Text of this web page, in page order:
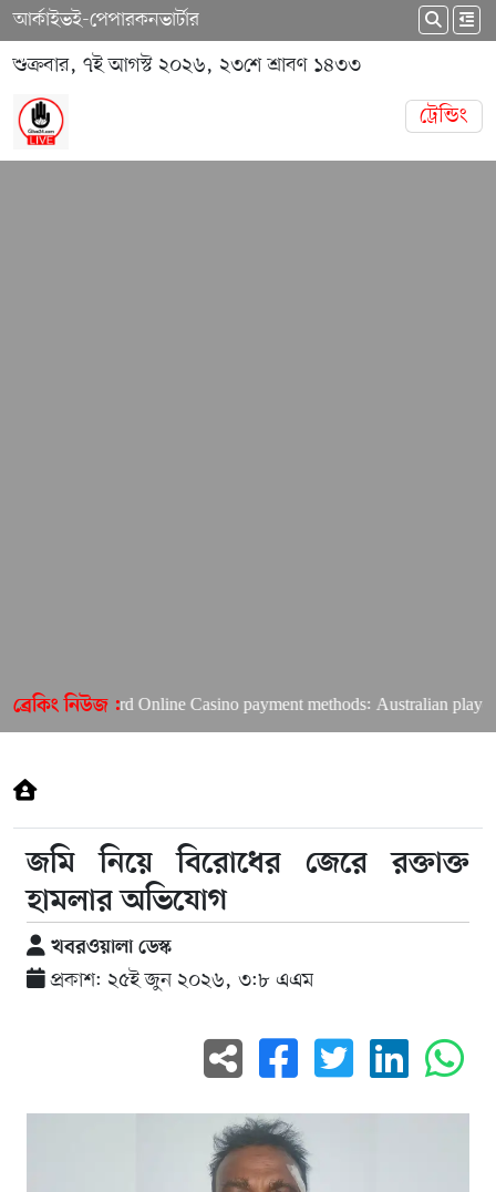
আর্কাইভই-পেপারকনভার্টার
শুক্রবার, ৭ই আগস্ট ২০২৬, ২৩শে শ্রাবণ ১৪৩৩
ট্রেন্ডিং
ব্রেকিং নিউজ :
Richard Online Casino payment methods: Australian players’
জমি নিয়ে বিরোধের জেরে রক্তাক্ত
হামলার অভিযোগ
খবরওয়ালা ডেস্ক
প্রকাশ: ২৫ই জুন ২০২৬, ৩:৮ এএম